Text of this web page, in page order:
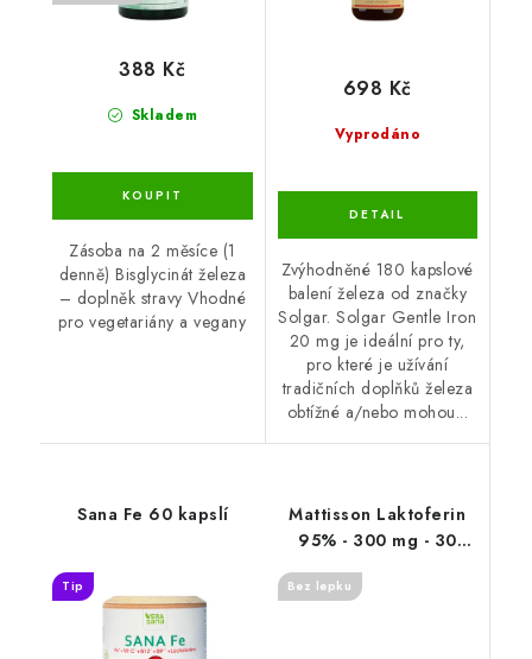
Skladem
388 Kč
Zásoba na 2 měsíce (1
denně) Bisglycinát železa
– doplněk stravy Vhodné
pro vegetariány a vegany
Vyprodáno
698 Kč
Zvýhodněné 180 kapslové
balení železa od značky
Solgar. Solgar Gentle Iron
20 mg je ideální pro ty,
pro které je užívání
tradičních doplňků železa
obtížné a/nebo mohou...
Sana Fe 60 kapslí
Tip
Mattisson Laktoferin
95% - 300 mg - 30
Bez lepku